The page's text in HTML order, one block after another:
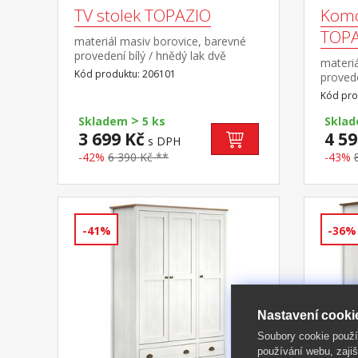
TV stolek TOPAZIO
materiál masiv borovice, barevné
provedení bílý / hnědý lak dvě
zásuvky s kovovými úchytkami a
pojezdy, jedna police
Kód produktu: 206101
Skladem > 5 ks
3 699 Kč s DPH
-42% 6 390 Kč **
pojezdy
Kód
4
-43%
-41% -36%
Nastavení
Soubory cookie
používání webu,